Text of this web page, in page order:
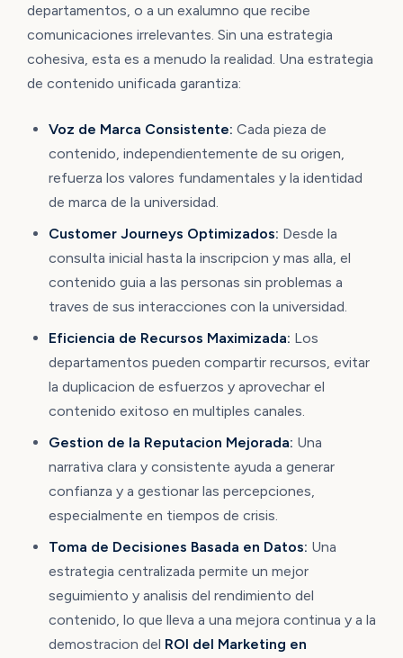
departamentos, o a un exalumno que recibe
comunicaciones irrelevantes. Sin una estrategia
cohesiva, esta es a menudo la realidad. Una estrategia
de contenido unificada garantiza:
Voz de Marca Consistente: Cada pieza de
contenido, independientemente de su origen,
refuerza los valores fundamentales y la identidad
de marca de la universidad.
Customer Journeys Optimizados: Desde la
consulta inicial hasta la inscripcion y mas alla, el
contenido guia a las personas sin problemas a
traves de sus interacciones con la universidad.
Eficiencia de Recursos Maximizada: Los
departamentos pueden compartir recursos, evitar
la duplicacion de esfuerzos y aprovechar el
contenido exitoso en multiples canales.
Gestion de la Reputacion Mejorada: Una
narrativa clara y consistente ayuda a generar
confianza y a gestionar las percepciones,
especialmente en tiempos de crisis.
Toma de Decisiones Basada en Datos: Una
estrategia centralizada permite un mejor
seguimiento y analisis del rendimiento del
contenido, lo que lleva a una mejora continua y a la
demostracion del ROI del Marketing en